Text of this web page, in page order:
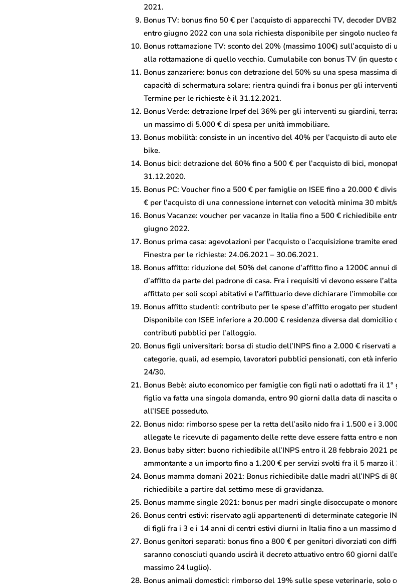
2021.
Bonus TV: bonus fino 50 € per l’acquisto di apparecchi TV, decoder
entro giugno 2022 con una sola richiesta disponibile per singolo nucleo
Bonus rottamazione TV: sconto del 20% (massimo 100€) sull’acquisto
alla rottamazione di quello vecchio. Cumulabile con bonus TV (in questo
Bonus zanzariere: bonus con detrazione del 50% su una spesa massima
capacità di schermatura solare; rientra quindi fra i bonus per gli
Termine per le richieste è il 31.12.2021.
Bonus Verde: detrazione Irpef del 36% per gli interventi su giardini,
un massimo di 5.000 € di spesa per unità immobiliare.
Bonus mobilità: consiste in un incentivo del 40% per l’acquisto di auto
bike.
Bonus bici: detrazione del 60% fino a 500 € per l’acquisto di bici,
31.12.2020.
Bonus PC: Voucher fino a 500 € per famiglie on ISEE fino a 20.000 €
€ per l’acquisto di una connessione internet con velocità minima 30
Bonus Vacanze: voucher per vacanze in Italia fino a 500 € richiedibile
giugno 2022.
Bonus prima casa: agevolazioni per l’acquisto o l’acquisizione tramite
Finestra per le richieste: 24.06.2021 – 30.06.2021.
Bonus affitto: riduzione del 50% del canone d’affitto fino a 1200€ annui
d’affitto da parte del padrone di casa. Fra i requisiti vi devono essere
affittato per soli scopi abitativi e l’affittuario deve dichiarare l’immobile
Bonus affitto studenti: contributo per le spese d’affitto erogato per
Disponibile con ISEE inferiore a 20.000 € residenza diversa dal domicilio
contributi pubblici per l’alloggio.
Bonus figli universitari: borsa di studio dell’INPS fino a 2.000 € riservati
categorie, quali, ad esempio, lavoratori pubblici pensionati, con età
24/30.
Bonus Bebè: aiuto economico per famiglie con figli nati o adottati fra il
figlio va fatta una singola domanda, entro 90 giorni dalla data di nascita
all’ISEE posseduto.
Bonus nido: rimborso spese per la retta dell’asilo nido fra i 1.500 e i
allegate le ricevute di pagamento delle rette deve essere fatta entro e
Bonus baby sitter: buono richiedibile all’INPS entro il 28 febbraio 2021
ammontante a un importo fino a 1.200 € per servizi svolti fra il 5 marzo il
Bonus mamma domani 2021: Bonus richiedibile dalle madri all’INPS di
richiedibile a partire dal settimo mese di gravidanza.
Bonus mamme single 2021: bonus per madri single disoccupate o
Bonus centri estivi: riservato agli appartenenti di determinate categorie
di figli fra i 3 e i 14 anni di centri estivi diurni in Italia fino a un massimo
Bonus genitori separati: bonus fino a 800 € per genitori divorziati con
saranno conosciuti quando uscirà il decreto attuativo entro 60 giorni
massimo 24 luglio).
Bonus animali domestici: rimborso del 19% sulle spese veterinarie, solo